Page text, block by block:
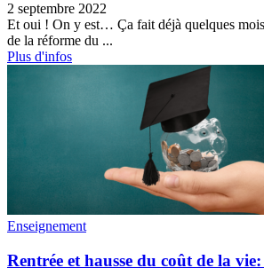
2 septembre 2022
Et oui ! On y est… Ça fait déjà quelques
de la réforme du ...
Plus d'infos
Enseignement
Rentrée et hausse du coût de la